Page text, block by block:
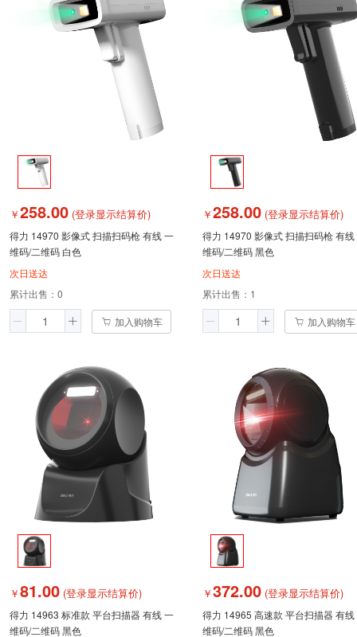
￥258.00 (登录显示结算价)
得力 14970 影像式 扫描扫码枪 有线 一
维码/二维码 白色
次日送达
累计出售： 0
加入购物车
￥258.00 (登录显示结算价)
得力 14970 影像式 扫描扫码枪 有线
维码/二维码 黑色
次日送达
累计出售： 1
加入购物车
￥81.00 (登录显示结算价)
得力 14963 标准款 平台扫描器 有线 一
维码/二维码 黑色
￥372.00 (登录显示结算价)
得力 14965 高速款 平台扫描器 有线
维码/二维码 黑色